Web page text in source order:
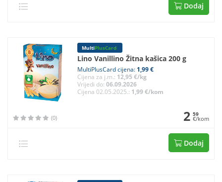
Dodaj
MultiPlusCard
Lino Vanillino Žitna kašica 200 g
MultiPlusCard cijena: 1,99 €
Cijena za j.m.: 12,95 €/kg
Vrijedi do: 06.09.2026
Cijena 02.05.2025.: 1,99 €/kom
(0) 2 59
€/kom
Dodaj